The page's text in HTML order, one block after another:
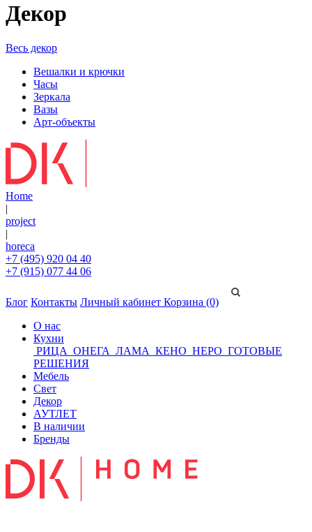
Декор
Весь декор
Вешалки и крючки
Часы
Зеркала
Вазы
Арт-объекты
Home
|
project
|
horeca
+7 (495) 920 04 40
+7 (915) 077 44 06
Блог Контакты Личный кабинет Корзина (0)
О нас
Кухни
РИЦА ОНЕГА ЛАМА КЕНО НЕРО ГОТОВЫЕ
РЕШЕНИЯ
Мебель
Свет
Декор
АУТЛЕТ
В наличии
Бренды